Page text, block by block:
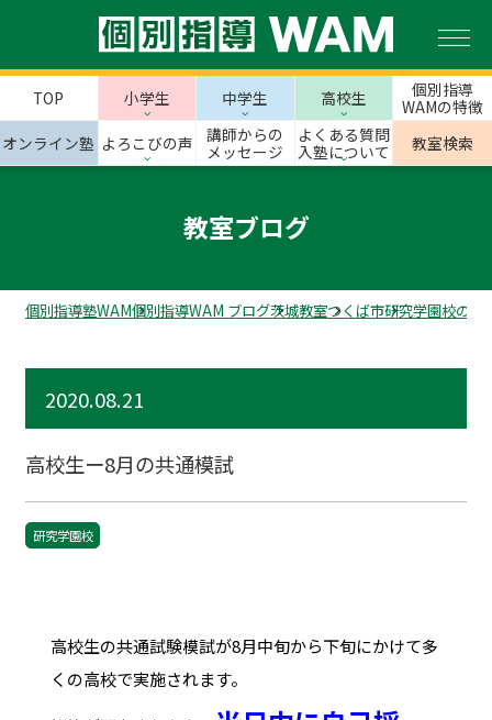
TOP 小学生 中学生 高校生
個別指導
WAMの特徴
オンライン塾 よろこびの声
講師からの
メッセージ
よくある質問
入塾について
教室検索
教室ブログ
個別指導塾WAM個別指導WAM ブログ茨城教室つくば市研究学園校のス
2020.08.21
高校生ー8月の共通模試
研究学園校
高校生の共通試験模試が8月中旬から下旬にかけて多
くの高校で実施されます。